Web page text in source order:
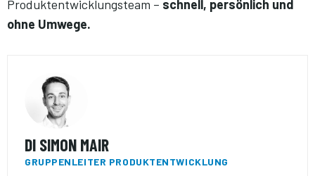
Produktentwicklungsteam – schnell, persönlich und
ohne Umwege.
DI SIMON MAIR
GRUPPENLEITER PRODUKTENTWICKLUNG